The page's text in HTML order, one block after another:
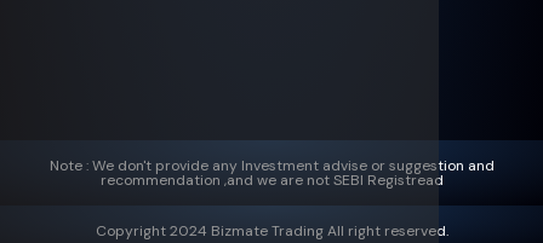
Note : We don't provide any Investment advise or suggestion and
recommendation ,and we are not SEBI Registread
Copyright 2024 Bizmate Trading All right reserved.